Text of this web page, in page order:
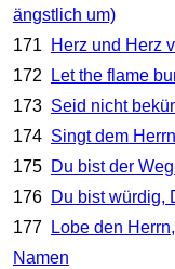
ängstlich um)
171
Herz und Herz
172
Let the flame
173 Seid nicht
174 Singt dem
175 Du bist der
176 Du bist würdig,
177
Lobe den
Namen